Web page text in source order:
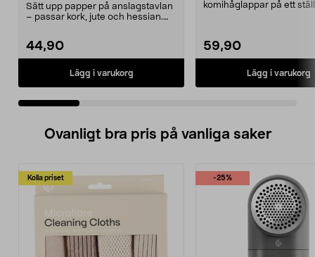
Sätt upp papper på anslagstavlan
– passar kork, jute och hessian.
44,90
Lägg i varukorg
komihåglappar på ett
59,90
Lägg i varukorg
Ovanligt bra pris på vanliga saker
Kolla priset -25%